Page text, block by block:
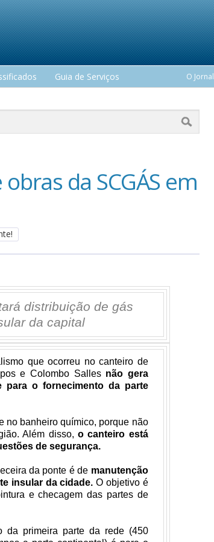
Guia de Serviços
O Jornal
da SCGÁS em
distribuição de gás
da capital
que ocorreu no canteiro de
e Colombo Salles não gera
o fornecimento da parte
no banheiro químico, porque não
Além disso, o canteiro está
de segurança.
da ponte é de manutenção
insular da cidade. O objetivo é
e checagem das partes de
da primeira parte da rede (450